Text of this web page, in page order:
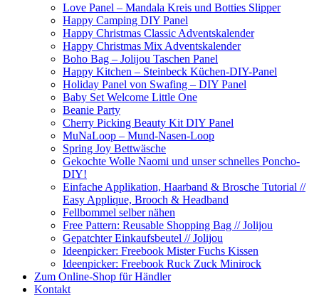
Love Panel – Mandala Kreis und Botties Slipper
Happy Camping DIY Panel
Happy Christmas Classic Adventskalender
Happy Christmas Mix Adventskalender
Boho Bag – Jolijou Taschen Panel
Happy Kitchen – Steinbeck Küchen-DIY-Panel
Holiday Panel von Swafing – DIY Panel
Baby Set Welcome Little One
Beanie Party
Cherry Picking Beauty Kit DIY Panel
MuNaLoop – Mund-Nasen-Loop
Spring Joy Bettwäsche
Gekochte Wolle Naomi und unser schnelles Poncho-
DIY!
Einfache Applikation, Haarband & Brosche Tutorial //
Easy Applique, Brooch & Headband
Fellbommel selber nähen
Free Pattern: Reusable Shopping Bag // Jolijou
Gepatchter Einkaufsbeutel // Jolijou
Ideenpicker: Freebook Mister Fuchs Kissen
Ideenpicker: Freebook Ruck Zuck Minirock
Zum Online-Shop für Händler
Kontakt